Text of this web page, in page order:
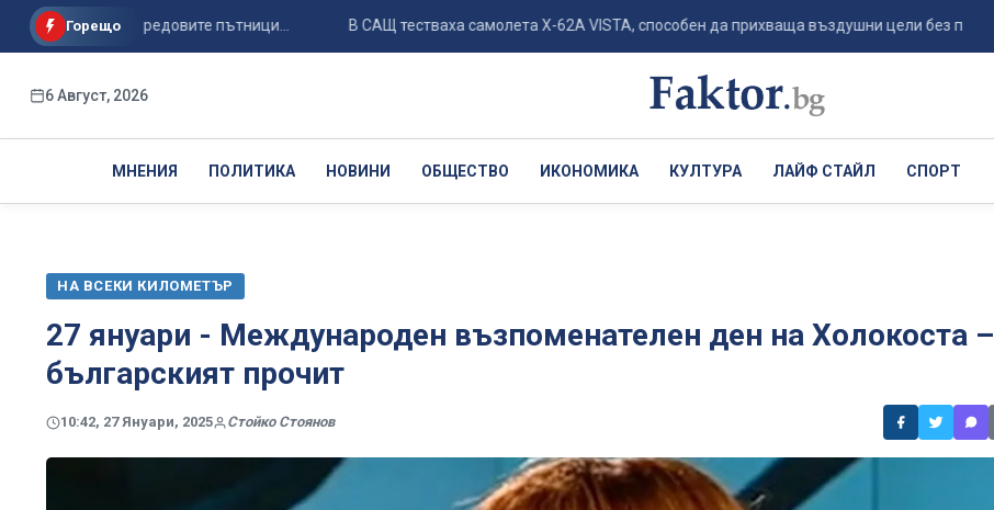
Горещо
сред редовите пътници... В САЩ тестваха самолета X-62A VISTA, способен да прихваща въздушни цели без пило...
6 Август, 2026
МНЕНИЯ ПОЛИТИКА НОВИНИ ОБЩЕСТВО ИКОНОМИКА КУЛТУРА ЛАЙФ СТАЙЛ СПОРТ
НА ВСЕКИ КИЛОМЕТЪР
27 януари - Международен възпоменателен ден на Холокоста –
българският прочит
10:42, 27 Януари, 2025 Стойко Стоянов